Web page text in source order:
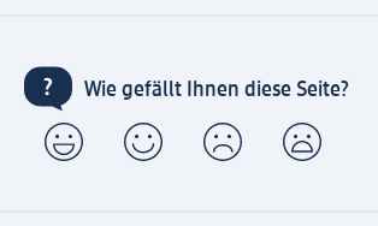
Wie gefällt Ihnen diese Seite?